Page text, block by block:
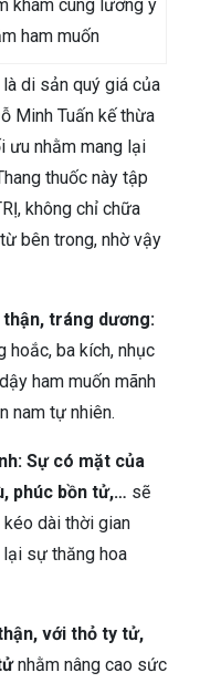
khám cùng lương y
ham muốn
là di sản quý giá của
Minh Tuấn kế thừa
ưu nhằm mang lại
thuốc này tập
không chỉ chữa
bên trong, nhờ vậy
tráng dương:
hoắc, ba kích, nhục
ham muốn mãnh
nam tự nhiên.
Sự có mặt của
phúc bồn tử,… sẽ
dài thời gian
lại sự thăng hoa
với thỏ ty tử,
nhằm nâng cao sức